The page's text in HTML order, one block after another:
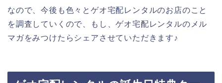
なので、今後も色々とゲオ宅配レンタルのお店のこと
を調査していくので、もし、ゲオ宅配レンタルのメル
マガをみつけたらシェアさせていただきます♪